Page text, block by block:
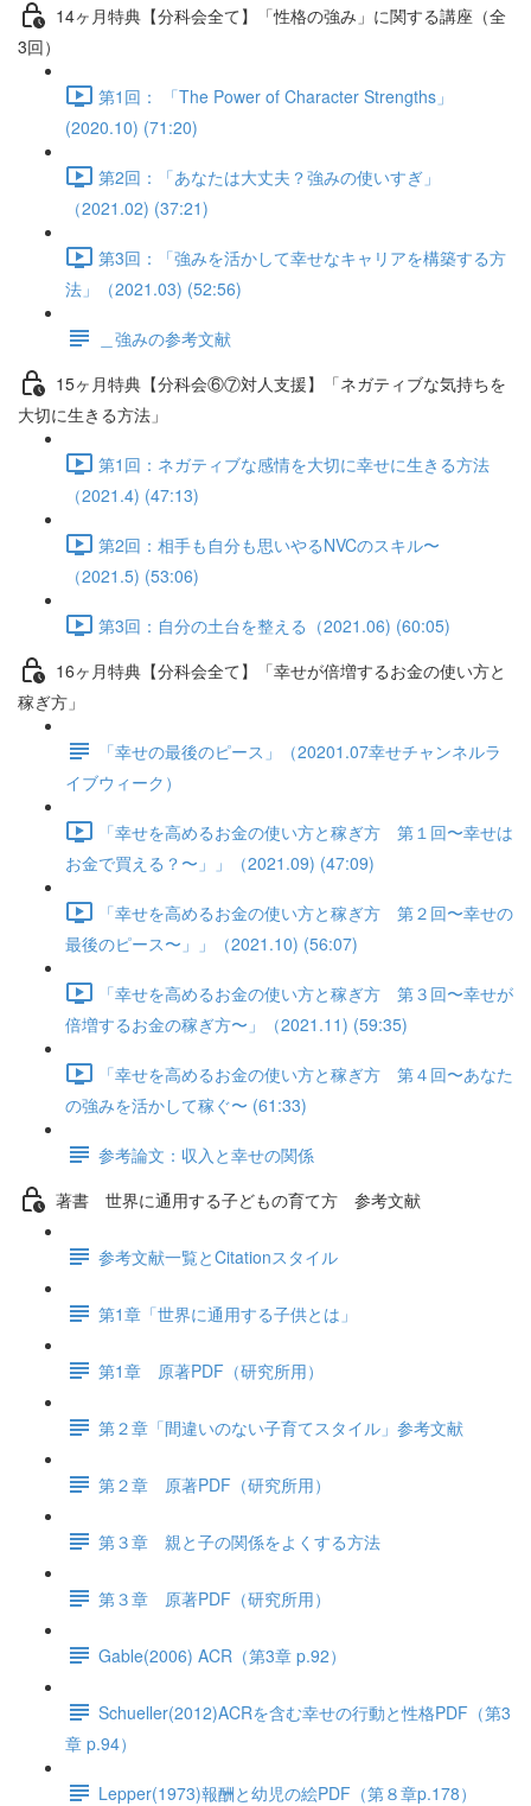
14ヶ月特典【分科会全て】「性格の強み」に関する講座（全
3回）
第1回： 「The Power of Character Strengths」
(2020.10) (71:20)
第2回：「あなたは大丈夫？強みの使いすぎ」
（2021.02) (37:21)
第3回：「強みを活かして幸せなキャリアを構築する方
法」（2021.03) (52:56)
＿強みの参考文献
15ヶ月特典【分科会⑥⑦対人支援】「ネガティブな気持ちを
大切に生きる方法」
第1回：ネガティブな感情を大切に幸せに生きる方法
（2021.4) (47:13)
第2回：相手も自分も思いやるNVCのスキル〜
（2021.5) (53:06)
第3回：自分の土台を整える（2021.06) (60:05)
16ヶ月特典【分科会全て】「幸せが倍増するお金の使い方と
稼ぎ方」
「幸せの最後のピース」（20201.07幸せチャンネルラ
イブウィーク）
「幸せを高めるお金の使い方と稼ぎ方 第１回〜幸せは
お金で買える？〜」」（2021.09) (47:09)
「幸せを高めるお金の使い方と稼ぎ方 第２回〜幸せの
最後のピース〜」」（2021.10) (56:07)
「幸せを高めるお金の使い方と稼ぎ方 第３回〜幸せが
倍増するお金の稼ぎ方〜」（2021.11) (59:35)
「幸せを高めるお金の使い方と稼ぎ方 第４回〜あなた
の強みを活かして稼ぐ〜 (61:33)
参考論文：収入と幸せの関係
著書 世界に通用する子どもの育て方 参考文献
参考文献一覧とCitationスタイル
第1章「世界に通用する子供とは」
第1章 原著PDF（研究所用）
第２章「間違いのない子育てスタイル」参考文献
第２章 原著PDF（研究所用）
第３章 親と子の関係をよくする方法
第３章 原著PDF（研究所用）
Gable(2006) ACR（第3章 p.92）
Schueller(2012)ACRを含む幸せの行動と性格PDF（第3
章 p.94）
Lepper(1973)報酬と幼児の絵PDF（第８章p.178）